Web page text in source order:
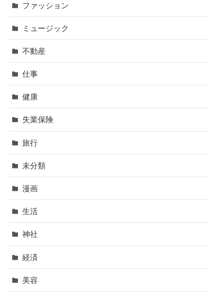
ファッション
ミュージック
不動産
仕事
健康
失業保険
旅行
未分類
漫画
生活
神社
経済
美容